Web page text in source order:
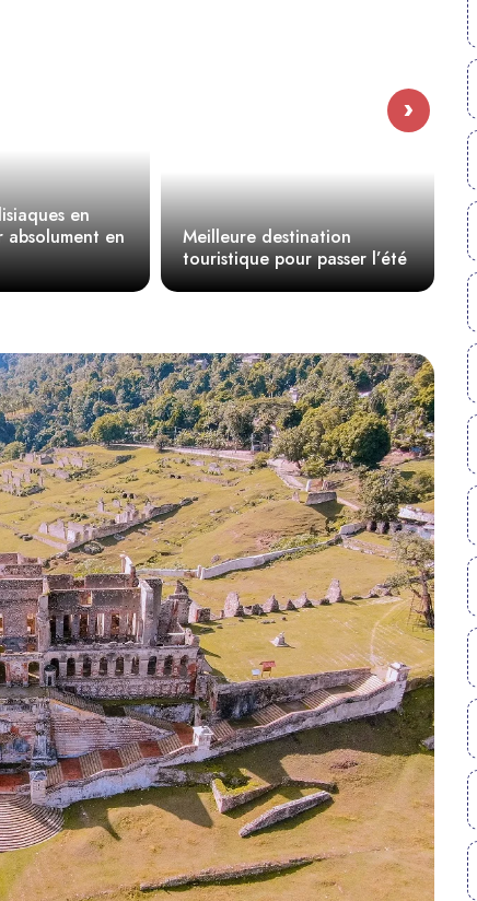
Meilleure destination
touristique pour passer l’été
Haïti, entre
et beauté
pays à découvrir
›